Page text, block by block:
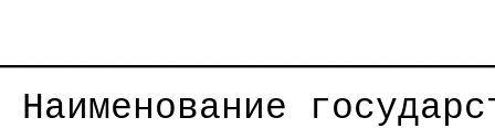
Наименование